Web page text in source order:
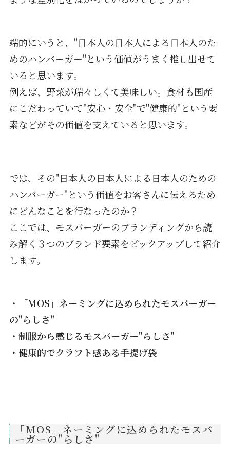
端的にいうと、"日本人の日本人による日本人のた
めのハンバーガー"という価値がうまく推し出せて
いると思います。
例えば、野菜が瑞々しくて美味しい。食材も国産
にこだわっていて"安心・安全"で"健康的"という要
素などがその価値を支えていると思います。
では、その"日本人の日本人による日本人のための
ハンバーガー"という価値をお客さんに伝えるため
にどんなことを行なったのか？
ここでは、モスバーガーのブランディングから読
み解く３つのブランド要素をピックアップして紹介
します。
・「MOS」ネーミングに込められたモスバーガー
の"らしさ"
・制服から感じるモスバーガー"らしさ"
・健康的でクラフト感ある手提げ袋
「MOS」ネーミングに込められたモスバ
ーガーの"らしさ"